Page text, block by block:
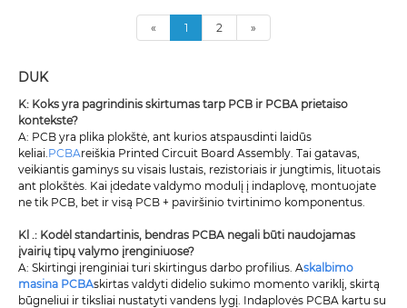
« 1 2 »
DUK
K: Koks yra pagrindinis skirtumas tarp PCB ir PCBA prietaiso
kontekste?
A: PCB yra plika plokštė, ant kurios atspausdinti laidūs
keliai. PCBAreiškia Printed Circuit Board Assembly. Tai gatavas,
veikiantis gaminys su visais lustais, rezistoriais ir jungtimis, lituotais
ant plokštės. Kai įdedate valdymo modulį į indaplovę, montuojate
ne tik PCB, bet ir visą PCB + paviršinio tvirtinimo komponentus.
Kl .: Kodėl standartinis, bendras PCBA negali būti naudojamas
įvairių tipų valymo įrenginiuose?
A: Skirtingi įrenginiai turi skirtingus darbo profilius. Askalbimo
masina PCBAskirtas valdyti didelio sukimo momento variklį, skirtą
būgneliui ir tiksliai nustatyti vandens lygį. Indaplovės PCBA kartu su